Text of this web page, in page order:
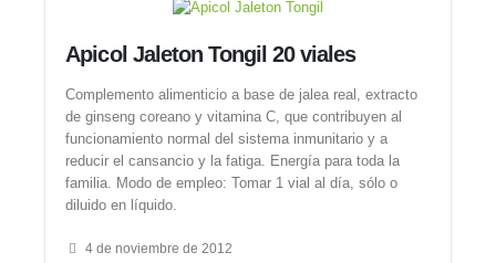
Apicol Jaleton Tongil 20 viales
Complemento alimenticio a base de jalea real, extracto
de ginseng coreano y vitamina C, que contribuyen al
funcionamiento normal del sistema inmunitario y a
reducir el cansancio y la fatiga. Energía para toda la
familia. Modo de empleo: Tomar 1 vial al día, sólo o
diluido en líquido.
4 de noviembre de 2012